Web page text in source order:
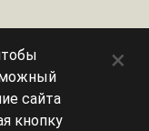
сайта
кнопку
×